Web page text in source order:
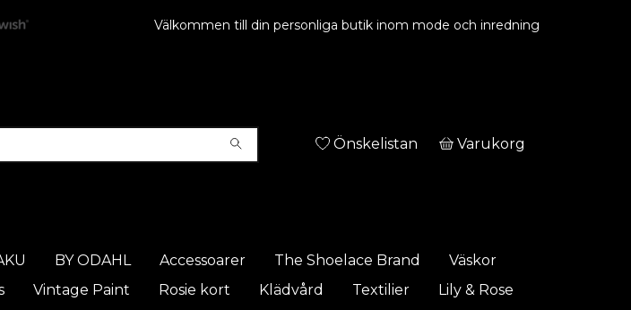
Välkommen till din personliga butik inom mode och inredning
Önskelistan Varukorg
BY ODAHL Accessoarer The Shoelace Brand
Väskor
Vintage Paint Rosie kort Klädvård Textilier Lily & Rose